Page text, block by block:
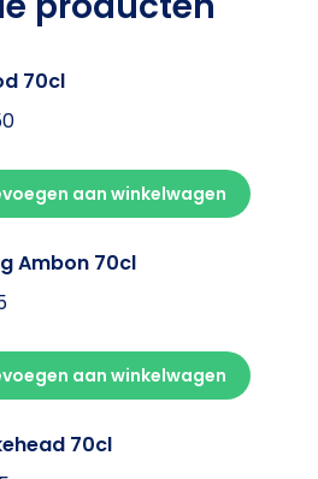
70cl
aan winkelwagen
Ambon 70cl
aan winkelwagen
70cl